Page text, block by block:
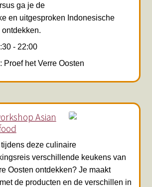
ga je de
en uitgesproken Indonesische
ontdekken.
- 22:00
Proef het Verre Oosten
Asian
tijdens deze culinaire
verschillende keukens van
Oosten ontdekken? Je maakt
de producten en de verschillen in